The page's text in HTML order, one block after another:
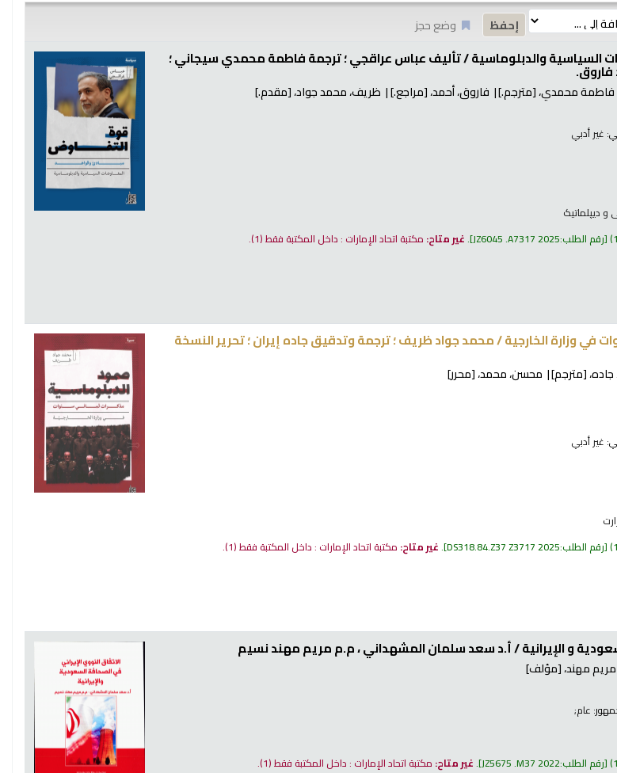
وضع حجز
السياسية والدبلوماسية /تأليف عباس عراقجي ؛ ترجمة فاطمة محمدي سيجاني ؛
فاطمة محمدي،[مترجم.] فاروق، أحمد،[مراجع.] ظريف، محمد جواد،[مقدم.]
غير أدبي
دیپلماتیک
رقم الطلب:JZ6045 .A7317 2025
.غير متاح: مكتبة اتحاد الإمارات : داخل المكتبة فقط(1).
في وزارة الخارجية /محمد جواد ظريف ؛ ترجمة وتدقيق جاده إيران ؛ تحرير النسخة
جاده،[مترجم] محسن، محمد،[محرر]
غير أدبي
رقم الطلب:DS318.84.Z37 Z3717 2025
.غير متاح: مكتبة اتحاد الإمارات : داخل المكتبة فقط(1).
و الإيرانية /أ.د سعد سلمان المشهداني ، م.م مريم مهند نسيم
مهند،[مؤلف]
عام;
رقم الطلب:JZ5675 .M37 2022
.غير متاح: مكتبة اتحاد الإمارات : داخل المكتبة فقط(1).